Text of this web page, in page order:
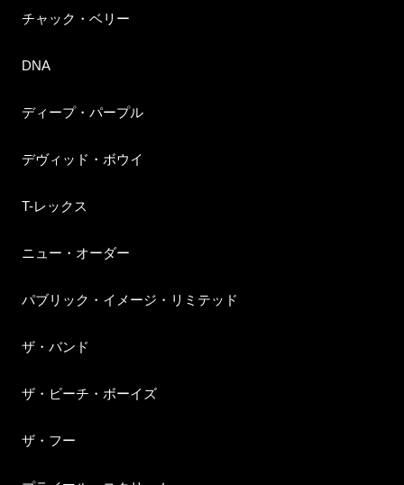
チャック・ベリー
DNA
ディープ・パープル
デヴィッド・ボウイ
T-レックス
ニュー・オーダー
パブリック・イメージ・リミテッド
ザ・バンド
ザ・ビーチ・ボーイズ
ザ・フー